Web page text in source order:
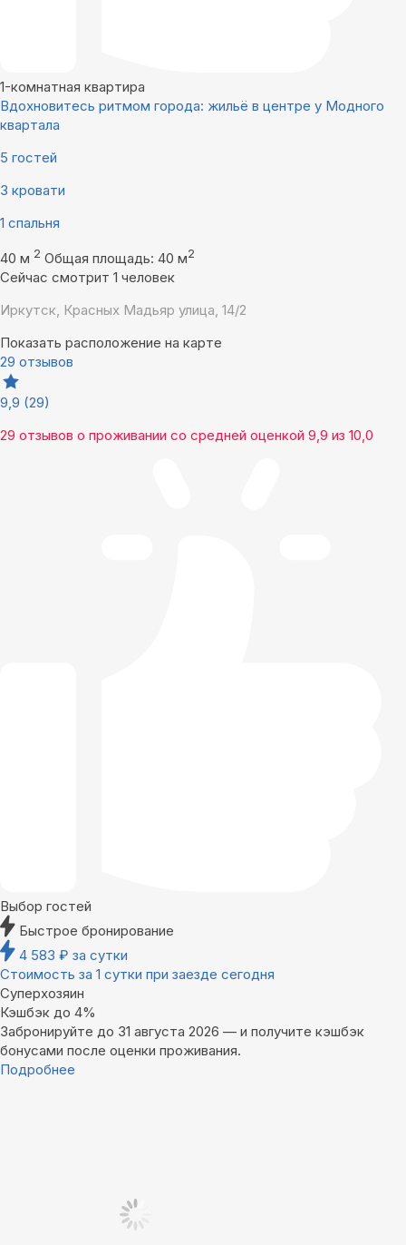
1-комнатная квартира
Вдохновитесь ритмом города: жильё в центре у Модного
квартала
5 гостей
3 кровати
1 спальня
40 м 2 Общая площадь: 40 м2
Сейчас смотрит 1 человек
Иркутск, Красных Мадьяр улица, 14/2
Показать расположение на карте
29 отзывов
9,9 (29)
29 отзывов о проживании со средней оценкой 9,9 из 10,0
Выбор гостей
Быстрое бронирование
4 583 ₽ за сутки
Стоимость за 1 сутки при заезде сегодня
Суперхозяин
Кэшбэк до 4%
Забронируйте до 31 августа 2026 — и получите кэшбэк
бонусами после оценки проживания.
Подробнее